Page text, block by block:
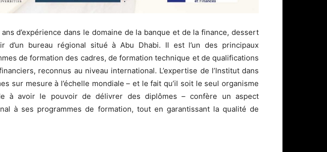
d’expérience dans le domaine de la banque et de la finance, dessert
d’un bureau régional situé à Abu Dhabi. Il est l’un des principaux
de formation des cadres, de formation technique et de qualifications
reconnus au niveau international. L’expertise de l’Institut dans
sur mesure à l’échelle mondiale – et le fait qu’il soit le seul organisme
à avoir le pouvoir de délivrer des diplômes – confère un aspect
à ses programmes de formation, tout en garantissant la qualité de